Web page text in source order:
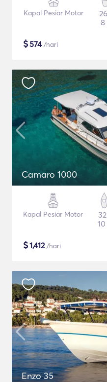
Kapal Pesiar Motor
8
$574/hari
Camaro 1000
Kapal Pesiar Motor
$1,412/hari
Enzo 35